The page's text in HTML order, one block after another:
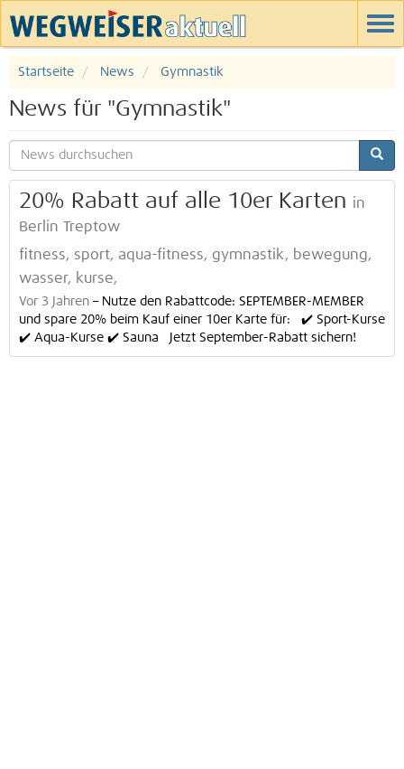
Startseite News Gymnastik
News für "Gymnastik"
20% Rabatt auf alle 10er Karten in
Berlin Treptow
fitness, sport, aqua-fitness, gymnastik, bewegung,
wasser, kurse,
Vor 3 Jahren – Nutze den Rabattcode: SEPTEMBER-MEMBER
und spare 20% beim Kauf einer 10er Karte für: ✔️ Sport-Kurse
✔️ Aqua-Kurse ✔️ Sauna Jetzt September-Rabatt sichern!